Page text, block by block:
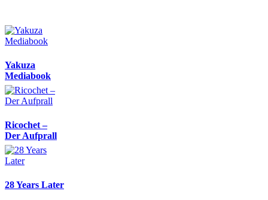
Yakuza
Mediabook
Ricochet –
Der Aufprall
28 Years Later